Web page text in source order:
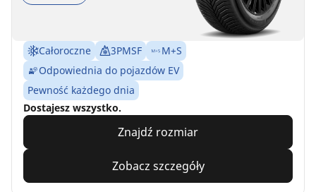
Całoroczne 3PMSF
M+S
Odpowiednia do pojazdów EV
Pewność każdego dnia
Dostajesz wszystko.
Znajdź rozmiar
Zobacz szczegóły